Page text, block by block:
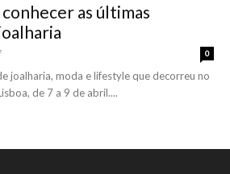
as últimas
0
joalharia, moda e lifestyle que decorreu no
de 7 a 9 de abril....